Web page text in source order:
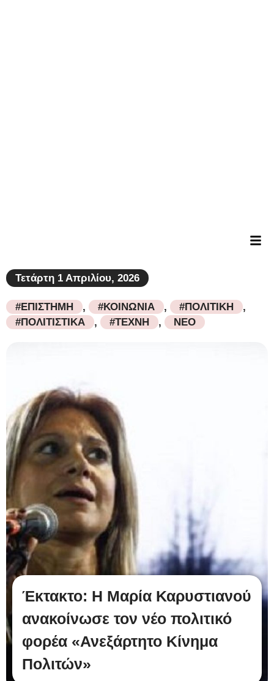
Τετάρτη 1 Απριλίου, 2026
#ΕΠΙΣΤΗΜΗ , #ΚΟΙΝΩΝΙΑ , #ΠΟΛΙΤΙΚΗ
,
#ΠΟΛΙΤΙΣΤΙΚΑ
, #ΤΕΧΝΗ , ΝΕΟ
Έκτακτο: Η Μαρία Καρυστιανού
ανακοίνωσε τον νέο πολιτικό
φορέα «Ανεξάρτητο Κίνημα
Πολιτών»